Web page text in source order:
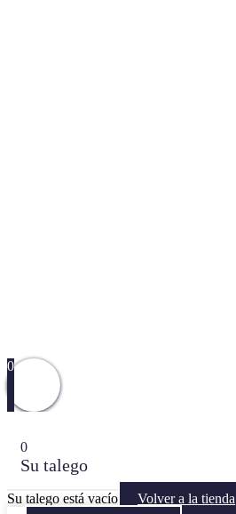
0
0
Su talego
Su talego está vacío Volver a la tienda